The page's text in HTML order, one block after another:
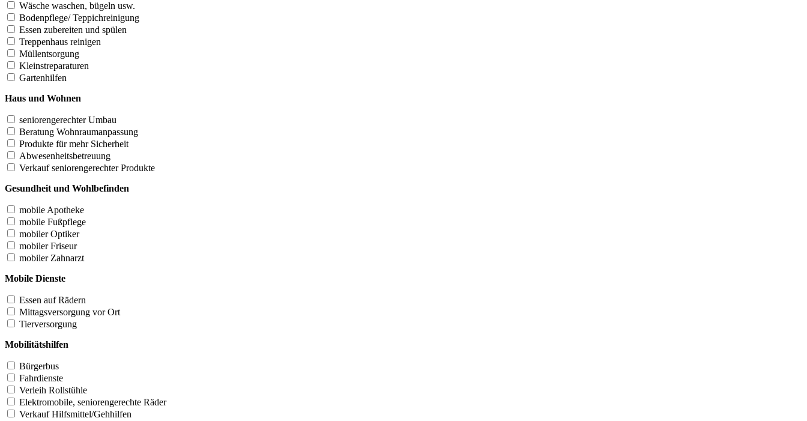
Wäsche waschen, bügeln usw.
Bodenpflege/ Teppichreinigung
Essen zubereiten und spülen
Treppenhaus reinigen
Müllentsorgung
Kleinstreparaturen
Gartenhilfen
Haus und Wohnen
seniorengerechter Umbau
Beratung Wohnraumanpassung
Produkte für mehr Sicherheit
Abwesenheitsbetreuung
Verkauf seniorengerechter Produkte
Gesundheit und Wohlbefinden
mobile Apotheke
mobile Fußpflege
mobiler Optiker
mobiler Friseur
mobiler Zahnarzt
Mobile Dienste
Essen auf Rädern
Mittagsversorgung vor Ort
Tierversorgung
Mobilitätshilfen
Bürgerbus
Fahrdienste
Verleih Rollstühle
Elektromobile, seniorengerechte Räder
Verkauf Hilfsmittel/Gehhilfen